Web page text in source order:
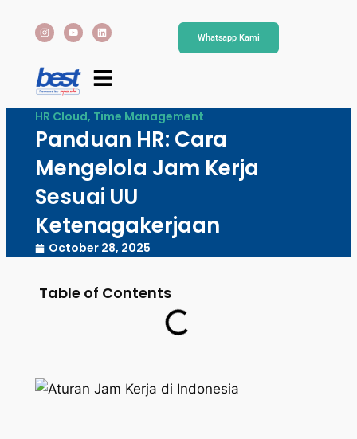
Whatsapp Kami
HR Cloud, Time Management
Panduan HR: Cara
Mengelola Jam Kerja
Sesuai UU
Ketenagakerjaan
October 28, 2025
Table of Contents